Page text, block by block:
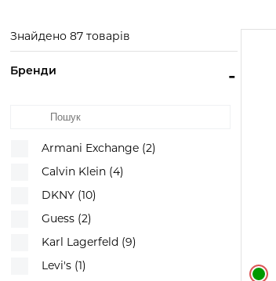
товари
Знайдено 87 товарів
-
Бренди
Armani Exchange (2)
Calvin Klein (4)
DKNY (10)
Guess (2)
Karl Lagerfeld (9)
Levi's (1)